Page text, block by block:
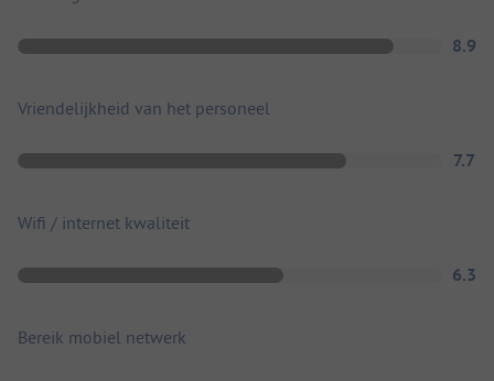
8.9
Vriendelijkheid van het personeel
7.7
Wifi / internet kwaliteit
6.3
Bereik mobiel netwerk